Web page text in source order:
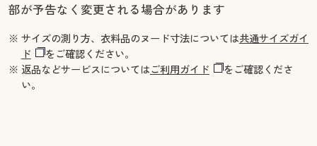
部が予告なく変更される場合があります
※ サイズの測り方、衣料品のヌード寸法については共通サイズガイ
ド
をご確認ください。
※ 返品などサービスについてはご利用ガイド
をご確認くださ
い。